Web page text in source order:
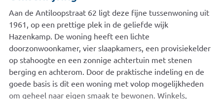
Aan de Antiloopstraat 62 ligt deze fijne tussenwoning uit
1961, op een prettige plek in de geliefde wijk
Hazenkamp. De woning heeft een lichte
doorzonwoonkamer, vier slaapkamers, een provisiekelder
op stahoogte en een zonnige achtertuin met stenen
berging en achterom. Door de praktische indeling en de
goede basis is dit een woning met volop mogelijkheden
om geheel naar eigen smaak te bewonen. Winkels,